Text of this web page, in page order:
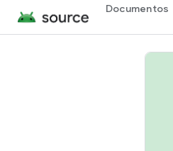
Documentos